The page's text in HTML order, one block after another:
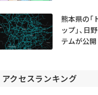
熊本県の「
ップ」、日
テムが公開
アクセスランキング